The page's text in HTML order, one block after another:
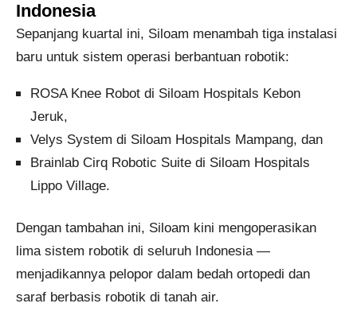
Indonesia
Sepanjang kuartal ini, Siloam menambah tiga instalasi
baru untuk sistem operasi berbantuan robotik:
ROSA Knee Robot di Siloam Hospitals Kebon
Jeruk,
Velys System di Siloam Hospitals Mampang, dan
Brainlab Cirq Robotic Suite di Siloam Hospitals
Lippo Village.
Dengan tambahan ini, Siloam kini mengoperasikan
lima sistem robotik di seluruh Indonesia —
menjadikannya pelopor dalam bedah ortopedi dan
saraf berbasis robotik di tanah air.